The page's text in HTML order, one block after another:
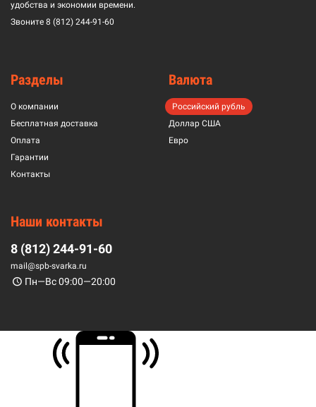
удобства и экономии времени.
Звоните 8 (812) 244-91-60
Разделы
О компании
Бесплатная доставка
Оплата
Гарантии
Контакты
Валюта
Российский рубль
Доллар США
Евро
Наши контакты
8 (812) 244-91-60
mail@spb-svarka.ru
Пн—Вс 09:00—20:00